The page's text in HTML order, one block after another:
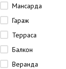
Мансарда
Гараж
Терраса
Балкон
Веранда